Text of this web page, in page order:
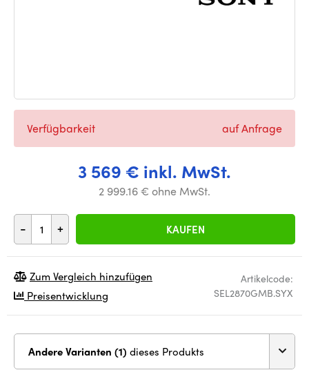
3 569 € inkl. MwSt.
2 999.16 € ohne MwSt.
- + KAUFEN
Verfügbarkeit auf Anfrage
Artikelcode:
SEL2870GMB.SYX
Zum Vergleich hinzufügen
Preisentwicklung
Andere Varianten (1) dieses Produkts